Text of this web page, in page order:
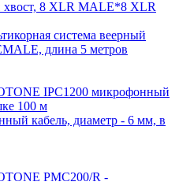
система веерный
длина 5 метров
кабель, диаметр - 6 мм, в